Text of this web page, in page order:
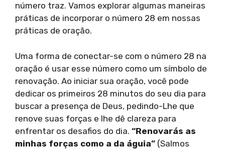
número traz. Vamos explorar algumas maneiras
práticas de incorporar o número 28 em nossas
práticas de oração.
Uma forma de conectar-se com o número 28 na
oração é usar esse número como um símbolo de
renovação. Ao iniciar sua oração, você pode
dedicar os primeiros 28 minutos do seu dia para
buscar a presença de Deus, pedindo-Lhe que
renove suas forças e lhe dê clareza para
enfrentar os desafios do dia. “Renovarás as
minhas forças como a da águia” (Salmos